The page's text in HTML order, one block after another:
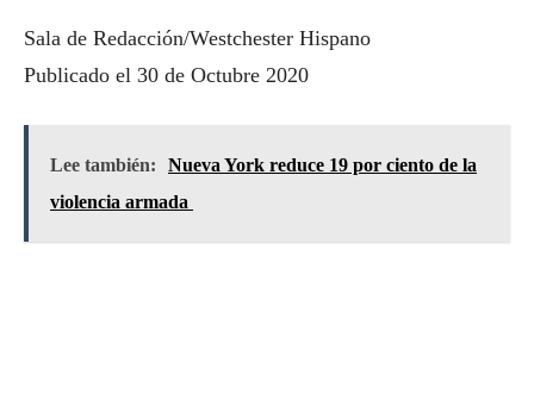
Sala de Redacción/Westchester Hispano
Publicado el 30 de Octubre 2020
Lee también:
Nueva York reduce 19 por ciento de la
violencia armada